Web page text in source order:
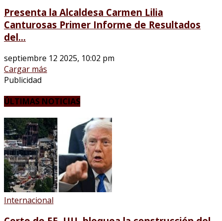
Presenta la Alcaldesa Carmen Lilia
Canturosas Primer Informe de Resultados
del...
septiembre 12 2025, 10:02 pm
Cargar más
Publicidad
ÚLTIMAS NOTICIAS
Internacional